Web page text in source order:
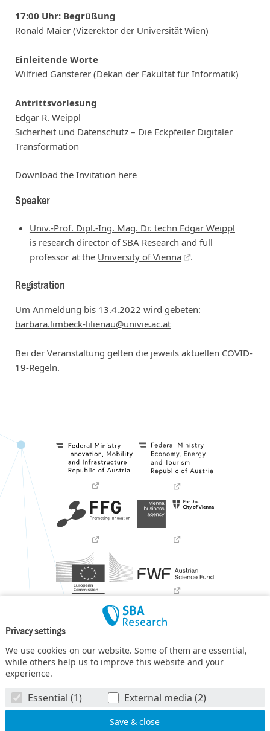
Privacy settings
We use cookies on our website. Some of them are essential,
while others help us to improve this website and your
experience.
Essential (1) External media (2)
17:00 Uhr: Begrüßung
Ronald Maier (Vizerektor der Universität Wien)
Einleitende Worte
Wilfried Gansterer (Dekan der Fakultät für Informatik)
Antrittsvorlesung
Edgar R. Weippl
Sicherheit und Datenschutz – Die Eckpfeiler Digitaler
Transformation
Download the Invitation here
Speaker
Univ.-Prof. Dipl.-Ing. Mag. Dr. techn Edgar Weippl
is research director of SBA Research and full
professor at the University of Vienna .
Registration
Um Anmeldung bis 13.4.2022 wird gebeten:
barbara.limbeck-lilienau@univie.ac.at
Bei der Veranstaltung gelten die jeweils aktuellen COVID-
19-Regeln.
COMET – Competence Centers for Excellent Technologies